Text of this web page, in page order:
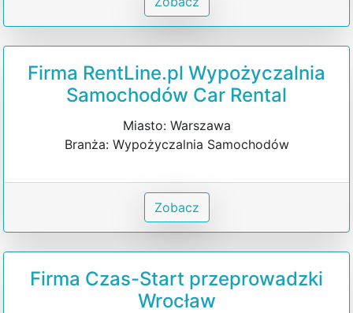
Firma RentLine.pl Wypożyczalnia
Samochodów Car Rental
Miasto: Warszawa
Branża: Wypożyczalnia Samochodów
Zobacz
Firma Czas-Start przeprowadzki
Wrocław